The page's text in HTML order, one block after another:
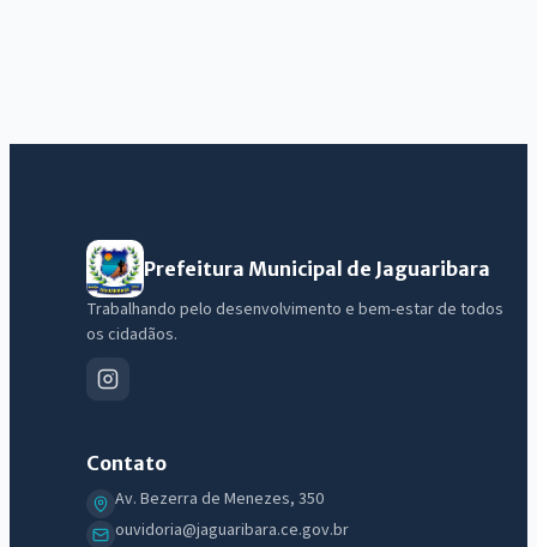
Prefeitura Municipal de Jaguaribara
Trabalhando pelo desenvolvimento e bem-estar de todos
os cidadãos.
Contato
Av. Bezerra de Menezes, 350
ouvidoria@jaguaribara.ce.gov.br